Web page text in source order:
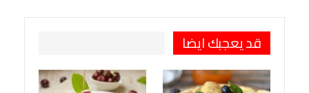
قد يعجبك ايضا